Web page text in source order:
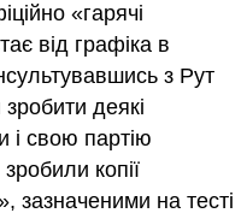
«гарячі
від графіка в
з Рут
деякі
і свою партію
зробили копії
зазначеними на тесті